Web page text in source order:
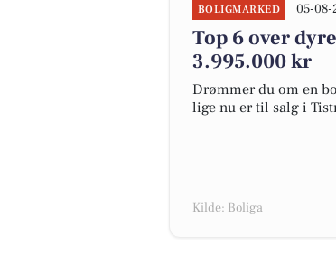
BOLIGMARKED 05-
Top 6 over
3.995.000 kr
Drømmer du om en
lige nu er til salg i
Kilde: Boliga